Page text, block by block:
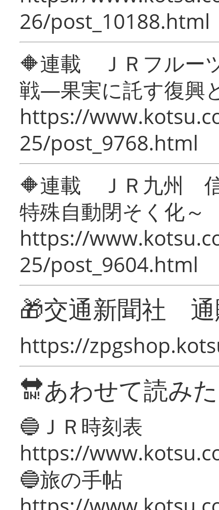
26/post_10188.html
🔶連載 ＪＲフルー
戦―果実に託す復興
https://
25/post_9768.html
🔶連載 ＪＲ九州 信
特殊自動閉そく化～
https://
25/post_9604.html
🎁交通新聞社
https://
🔛あわせて読み
🔵ＪＲ時刻表
https://
🔵旅の手帖